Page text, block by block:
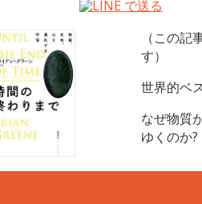
（この記
す）
世界的ベ
なぜ物質
ゆくのか